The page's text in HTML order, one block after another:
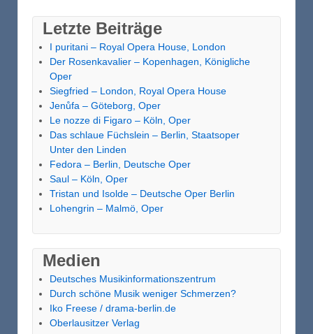
Letzte Beiträge
I puritani – Royal Opera House, London
Der Rosenkavalier – Kopenhagen, Königliche
Oper
Siegfried – London, Royal Opera House
Jenůfa – Göteborg, Oper
Le nozze di Figaro – Köln, Oper
Das schlaue Füchslein – Berlin, Staatsoper
Unter den Linden
Fedora – Berlin, Deutsche Oper
Saul – Köln, Oper
Tristan und Isolde – Deutsche Oper Berlin
Lohengrin – Malmö, Oper
Medien
Deutsches Musikinformationszentrum
Durch schöne Musik weniger Schmerzen?
Iko Freese / drama-berlin.de
Oberlausitzer Verlag